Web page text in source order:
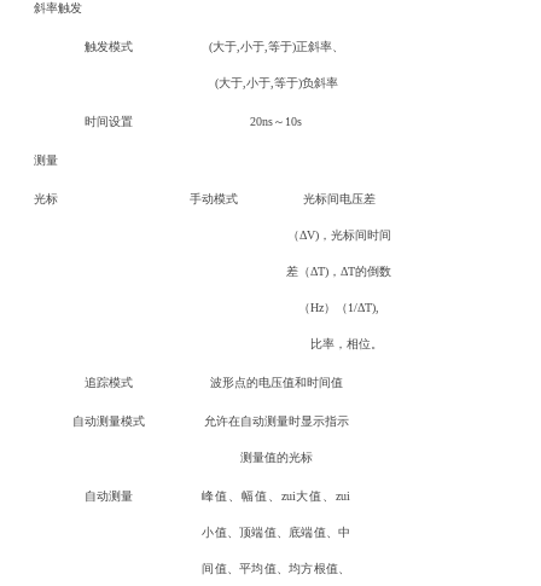
斜率触发
触发模式 (大于,小于,等于)正斜率、
(大于,小于,等于)负斜率
时间设置 20ns～10s
测量
光标 手动模式 光标间电压差
（ΔV)，光标间时间
差（ΔT)，ΔT的倒数
（Hz）（1/ΔT),
比率，相位。
追踪模式 波形点的电压值和时间值
自动测量模式 允许在自动测量时显示指示
测量值的光标
自动测量 峰值、幅值、zui大值、zui
小值、顶端值、底端值、中
间值、平均值、均方根值、